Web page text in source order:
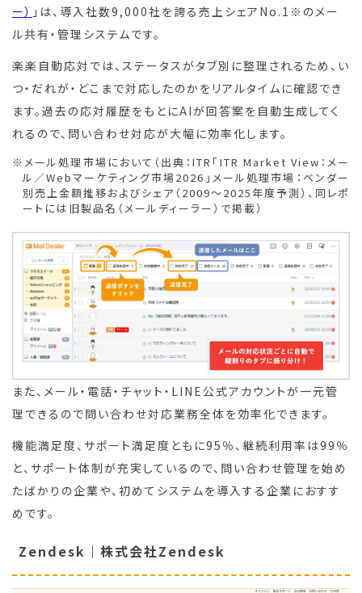
ー） 」は、導入社数9,000社を誇る売上シェアNo.1※のメー
ル共有・管理システムです。
楽楽自動応対では、ステータスがタブ別に整理されるため、い
つ・だれが・どこまで対応したのかをリアルタイムに確認でき
ます。過去の応対履歴をもとにAIが回答案を自動生成してく
れるので、問い合わせ対応が大幅に効率化します。
※メール処理市場において（出典：ITR「ITR Market View：メー
ル／Webマーケティング市場2026」メール処理市場：ベンダー
別売上金額推移およびシェア（2009～2025年度予測）、同レポ
ートには旧製品名（メールディーラー）で掲載）
また、メール・電話・チャット・LINE公式アカウントが一元管
理できるので問い合わせ対応業務全体を効率化できます。
機能満足度、サポート満足度ともに95％、継続利用率は99％
と、サポート体制が充実しているので、問い合わせ管理を始め
たばかりの企業や、初めてシステムを導入する企業におすす
めです。
Zendesk｜株式会社Zendesk